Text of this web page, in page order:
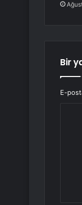
Bir
E-